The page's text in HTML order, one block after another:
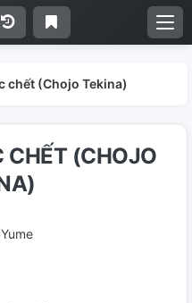
chết (Chojo Tekina)
(CHOJO